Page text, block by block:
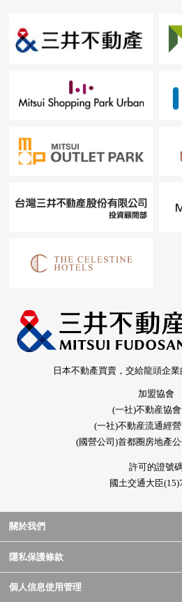
日本不動產買賣，交給龍頭企
加盟協會
(一社)不動産協
(一社)不動産流通經
(國營公司)首都圈房地產
許可的證號
國土交通大臣
關於我們
隱私保護條款
個人信息使用管理